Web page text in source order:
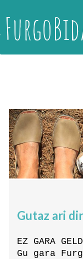
Gutaz ari
EZ GARA
Gu gara